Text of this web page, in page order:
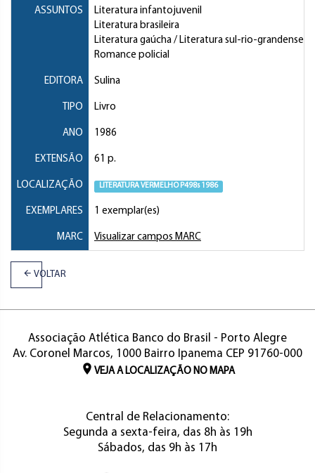
ASSUNTOS
Literatura infantojuvenil
Literatura brasileira
Literatura gaúcha / Literatura sul-rio-grandense
Romance policial
EDITORA Sulina
TIPO Livro
ANO 1986
EXTENSÃO 61 p.
LOCALIZAÇÃO LITERATURA VERMELHO P498s 1986
EXEMPLARES 1 exemplar(es)
MARC Visualizar campos MARC
VOLTAR
Associação Atlética Banco do Brasil - Porto Alegre
Av. Coronel Marcos, 1000 Bairro Ipanema CEP 91760-000
VEJA A LOCALIZAÇÃO NO MAPA
Central de Relacionamento:
Segunda a sexta-feira, das 8h às 19h
Sábados, das 9h às 17h